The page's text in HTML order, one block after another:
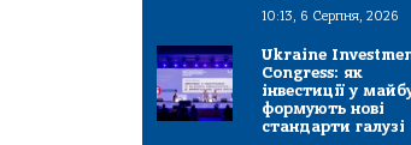
10:13, 6 Серпня, 2026
Ukraine
Congress: як
інвестиції у
формують нові
стандарти галузі